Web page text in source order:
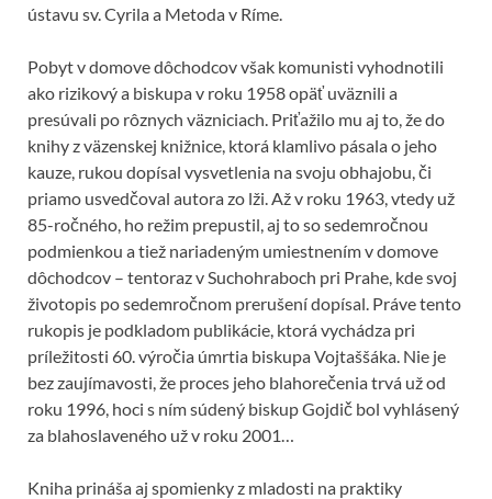
ústavu sv. Cyrila a Metoda v Ríme.
Pobyt v domove dôchodcov však komunisti vyhodnotili
ako rizikový a biskupa v roku 1958 opäť uväznili a
presúvali po rôznych väzniciach. Priťažilo mu aj to, že do
knihy z väzenskej knižnice, ktorá klamlivo pásala o jeho
kauze, rukou dopísal vysvetlenia na svoju obhajobu, či
priamo usvedčoval autora zo lži. Až v roku 1963, vtedy už
85-ročného, ho režim prepustil, aj to so sedemročnou
podmienkou a tiež nariadeným umiestnením v domove
dôchodcov – tentoraz v Suchohraboch pri Prahe, kde svoj
životopis po sedemročnom prerušení dopísal. Práve tento
rukopis je podkladom publikácie, ktorá vychádza pri
príležitosti 60. výročia úmrtia biskupa Vojtaššáka. Nie je
bez zaujímavosti, že proces jeho blahorečenia trvá už od
roku 1996, hoci s ním súdený biskup Gojdič bol vyhlásený
za blahoslaveného už v roku 2001…
Kniha prináša aj spomienky z mladosti na praktiky